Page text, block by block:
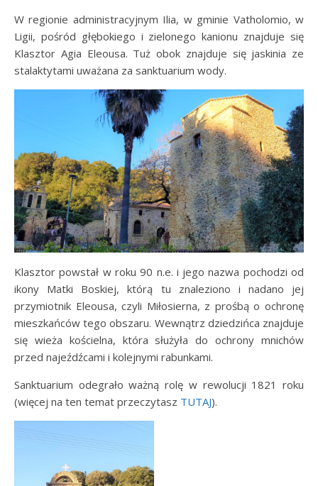
W regionie administracyjnym Ilia, w gminie Vatholomio, w
Ligii, pośród głębokiego i zielonego kanionu znajduje się
Klasztor Agia Eleousa. Tuż obok znajduje się jaskinia ze
stalaktytami uważana za sanktuarium wody.
Klasztor powstał w roku 90 n.e. i jego nazwa pochodzi od
ikony Matki Boskiej, którą tu znaleziono i nadano jej
przymiotnik Eleousa, czyli Miłosierna, z prośbą o ochronę
mieszkańców tego obszaru. Wewnątrz dziedzińca znajduje
się wieża kościelna, która służyła do ochrony mnichów
przed najeźdźcami i kolejnymi rabunkami.
Sanktuarium odegrało ważną rolę w rewolucji 1821 roku
(więcej na ten temat przeczytasz TUTAJ).